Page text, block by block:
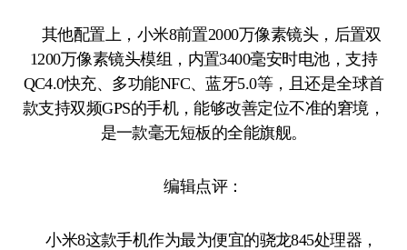
其他配置上，小米8前置2000万像素镜头，后置双
1200万像素镜头模组，内置3400毫安时电池，支持
QC4.0快充、多功能NFC、蓝牙5.0等，且还是全球首
款支持双频GPS的手机，能够改善定位不准的窘境，
是一款毫无短板的全能旗舰。
编辑点评：
小米8这款手机作为最为便宜的骁龙845处理器，